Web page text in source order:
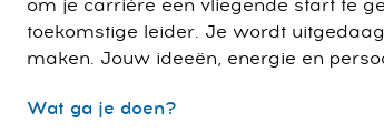
om je carrière een vliegende start te
toekomstige leider. Je wordt
maken. Jouw ideeën, energie en
Wat ga je doen?